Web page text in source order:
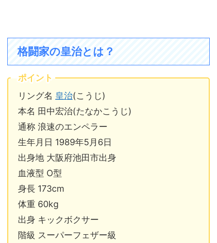
格闘家の皇治とは？
ポイント
リング名 皇治(こうじ)
本名 田中宏治(たなかこうじ)
通称 浪速のエンペラー
生年月日 1989年5月6日
出身地 大阪府池田市出身
血液型 O型
身長 173cm
体重 60kg
出身 キックボクサー
階級 スーパーフェザー級